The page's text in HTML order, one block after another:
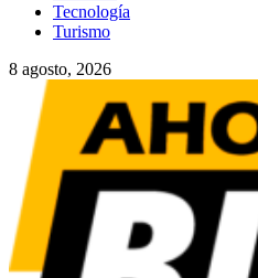
Tecnología
Turismo
8 agosto, 2026